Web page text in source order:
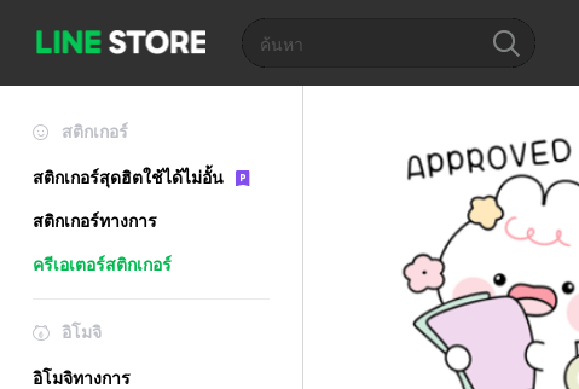
สติกเกอร์
สติกเกอร์สุดฮิตใช้ได้ไม่อั้น
สติกเกอร์ทางการ
ครีเอเตอร์สติกเกอร์
อิโมจิ
อิโมจิทางการ